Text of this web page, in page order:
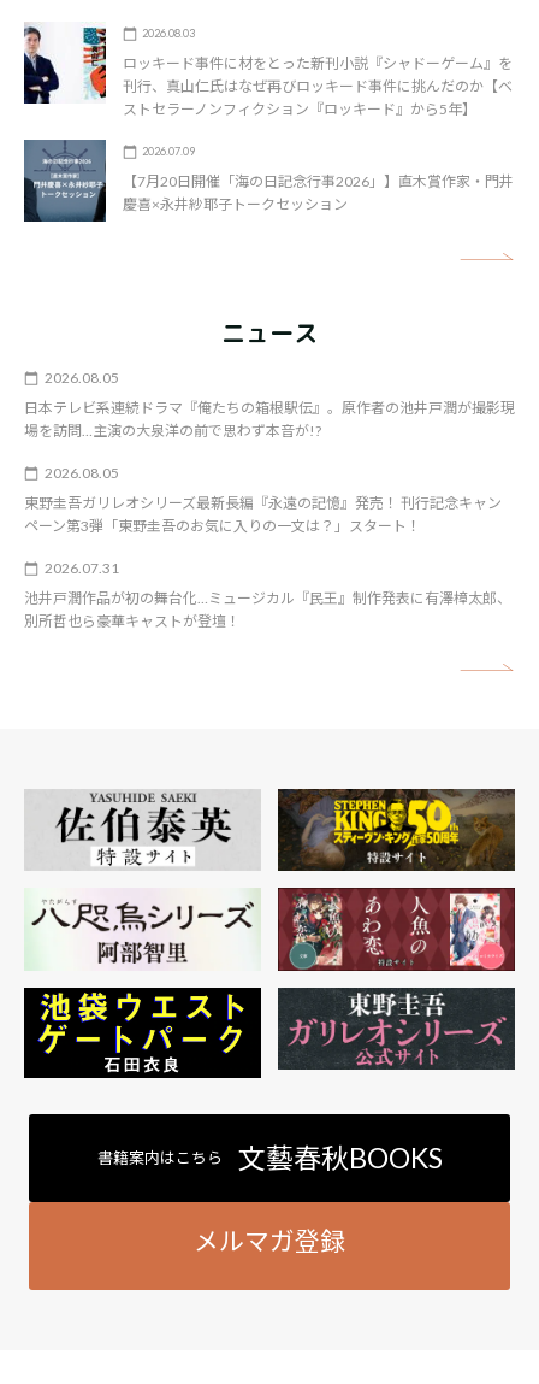
2026.08.03
ロッキード事件に材をとった新刊小説『シャドーゲーム』を
刊行、真山仁氏はなぜ再びロッキード事件に挑んだのか【ベ
ストセラーノンフィクション『ロッキード』から5年】
2026.07.09
【7月20日開催「海の日記念行事2026」】直木賞作家・門井
慶喜×永井紗耶子トークセッション
ニュース
2026.08.05
日本テレビ系連続ドラマ『俺たちの箱根駅伝』。原作者の池井戸潤が撮影現
場を訪問…主演の大泉洋の前で思わず本音が!?
2026.08.05
東野圭吾ガリレオシリーズ最新長編『永遠の記憶』発売！ 刊行記念キャン
ペーン第3弾「東野圭吾のお気に入りの一文は？」スタート！
2026.07.31
池井戸潤作品が初の舞台化…ミュージカル『民王』制作発表に有澤樟太郎、
別所哲也ら豪華キャストが登壇！
書籍案内はこちら 文藝春秋BOOKS
メルマガ登録